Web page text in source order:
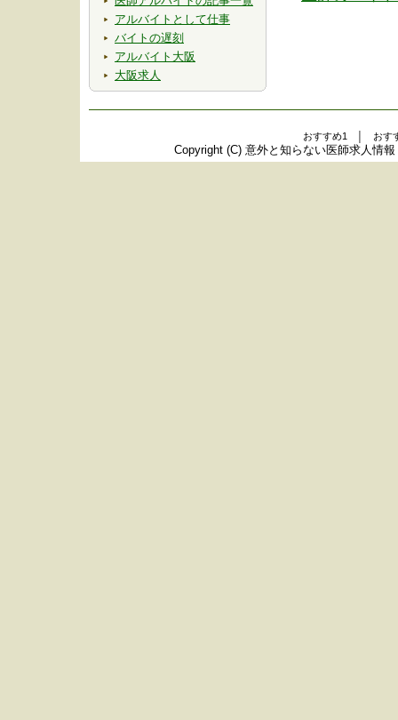
アルバイトとして仕事
バイトの遅刻
アルバイト大阪
大阪求人
おすすめ1 │ お
Copyright (C) 意外と知らない医師求人情